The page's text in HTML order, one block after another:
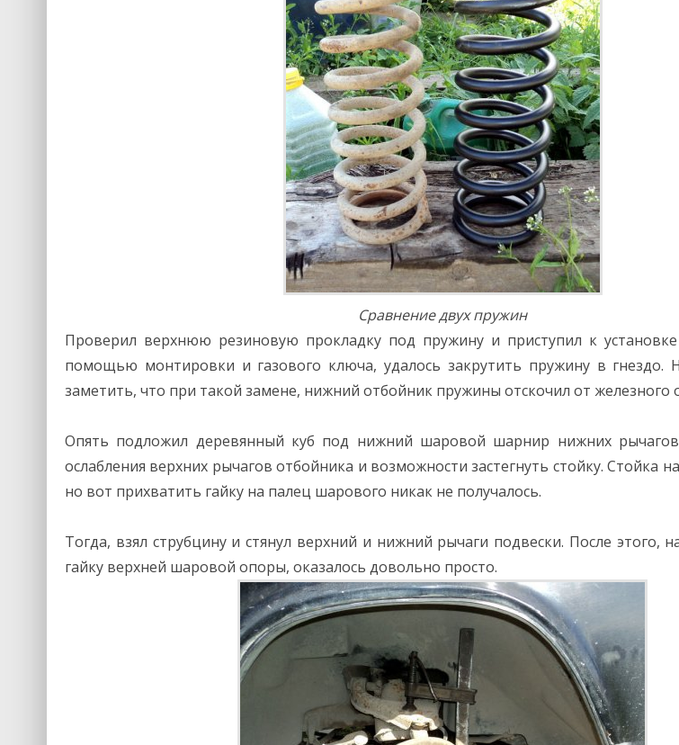
Сравнение двух пружин
Проверил верхнюю резиновую прокладку под пружину и приступил к
помощью монтировки и газового ключа, удалось закрутить пружину в гнездо.
заметить, что при такой замене, нижний отбойник пружины отскочил от железного
Опять подложил деревянный куб под нижний шаровой шарнир нижних
ослабления верхних рычагов отбойника и возможности застегнуть стойку. Стойка
но вот прихватить гайку на палец шарового никак не получалось.
Тогда, взял струбцину и стянул верхний и нижний рычаги подвески. После этого,
гайку верхней шаровой опоры, оказалось довольно просто.